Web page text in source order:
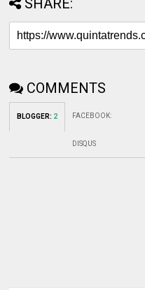
SHARE:
COMMENTS
BLOGGER: 2 FACEBOOK:
DISQUS